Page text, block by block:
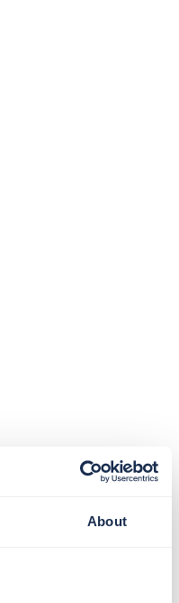
About